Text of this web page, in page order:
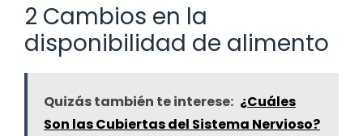
2 Cambios en la
disponibilidad de alimento
Quizás también te interese: ¿Cuáles
Son las Cubiertas del Sistema Nervioso?